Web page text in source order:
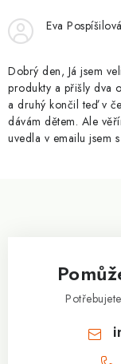
Kontakty Slovník
Podmínky ochrany
Slevový systém
Eva Pospíšilová
Dobrý den, Já jsem
produkty a přišly dva
a druhý končil teď v
dávám dětem. Ale
uvedla v emailu jsem